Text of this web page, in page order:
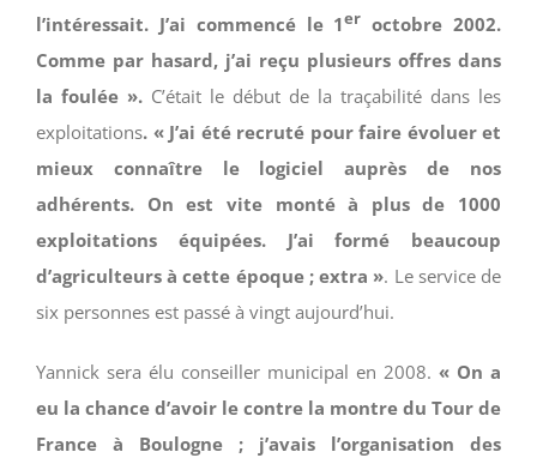
l’intéressait. J’ai commencé le 1er octobre 2002.
Comme par hasard, j’ai reçu plusieurs offres dans
la foulée ». C’était le début de la traçabilité dans les
exploitations. « J’ai été recruté pour faire évoluer et
mieux connaître le logiciel auprès de nos
adhérents. On est vite monté à plus de 1000
exploitations équipées. J’ai formé beaucoup
d’agriculteurs à cette époque ; extra ». Le service de
six personnes est passé à vingt aujourd’hui.
Yannick sera élu conseiller municipal en 2008. « On a
eu la chance d’avoir le contre la montre du Tour de
France à Boulogne ; j’avais l’organisation des